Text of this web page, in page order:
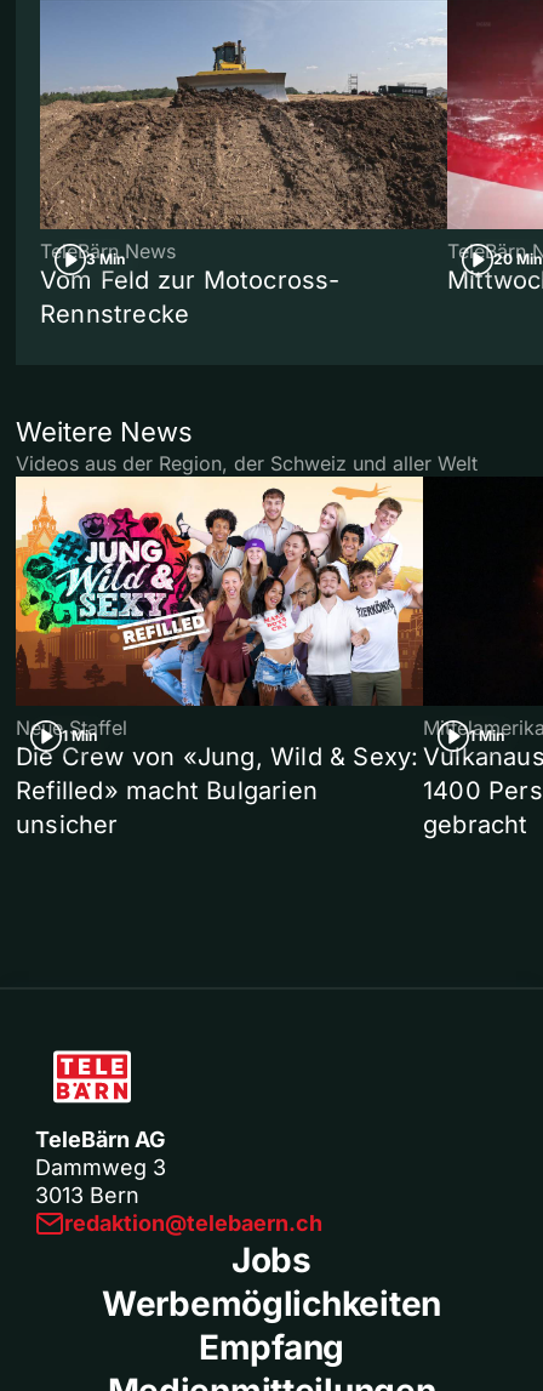
3 Min
TeleBärn News
Vom Feld zur Motocross-
Rennstrecke
20 Min
TeleBärn
Weitere News
Videos aus der Region, der Schweiz und aller Welt
1 Min
Neue Staffel
Die Crew von «Jung, Wild & Sexy:
Refilled» macht Bulgarien
unsicher
1 Min
1400
gebracht
TeleBärn AG
Dammweg 3
3013 Bern
redaktion@telebaern.ch
Jobs
Werbemöglichkeiten
Empfang